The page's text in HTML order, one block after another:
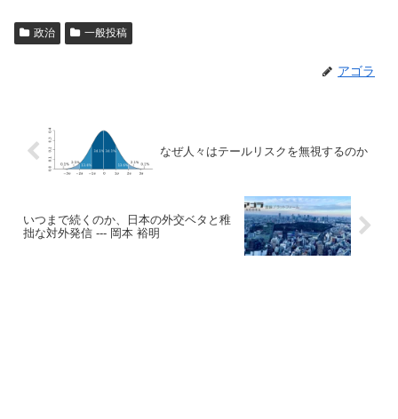
政治 一般投稿
アゴラ
なぜ人々はテールリスクを無視するのか
いつまで続くのか、日本の外交ベタと稚
拙な対外発信 --- 岡本 裕明